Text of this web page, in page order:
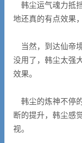
韩尘运气魂力抵
地还真的有点效果
当然，到达仙帝
没用了，韩尘太强
效果。
韩尘的炼神不停
断的提升，韩尘感
视。